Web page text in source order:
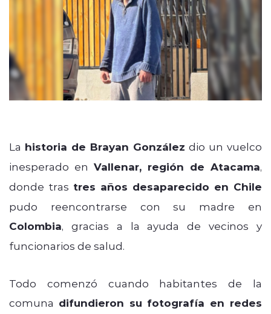
La historia de Brayan González dio un vuelco
inesperado en Vallenar, región de Atacama,
donde tras tres años desaparecido en Chile
pudo reencontrarse con su madre en
Colombia, gracias a la ayuda de vecinos y
funcionarios de salud.
Todo comenzó cuando habitantes de la
comuna difundieron su fotografía en redes